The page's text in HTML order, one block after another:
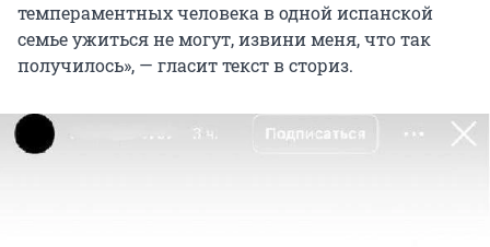
темпераментных человека в одной испанской
семье ужиться не могут, извини меня, что так
получилось», — гласит текст в сториз.